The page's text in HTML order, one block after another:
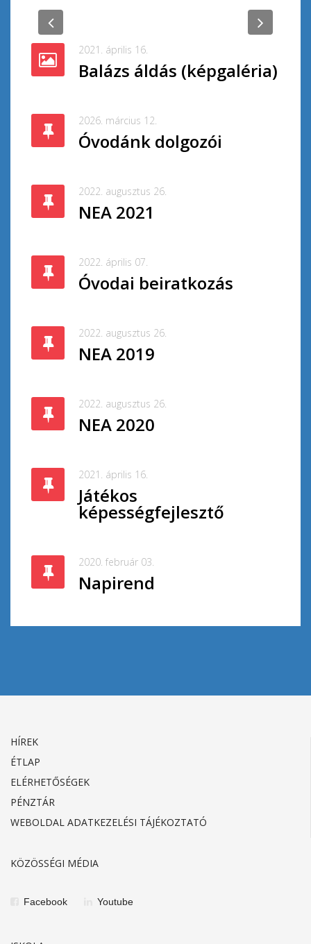
Previous
Next
2021. április 16.
Balázs áldás (képgaléria)
2026. március 12.
Óvodánk dolgozói
2022. augusztus 26.
NEA 2021
2022. április 07.
Óvodai beiratkozás
2022. augusztus 26.
NEA 2019
2022. augusztus 26.
NEA 2020
2021. április 16.
Játékos
képességfejlesztő
2020. február 03.
Napirend
HÍREK
ÉTLAP
ELÉRHETŐSÉGEK
PÉNZTÁR
WEBOLDAL ADATKEZELÉSI TÁJÉKOZTATÓ
KÖZÖSSÉGI MÉDIA
Facebook Youtube